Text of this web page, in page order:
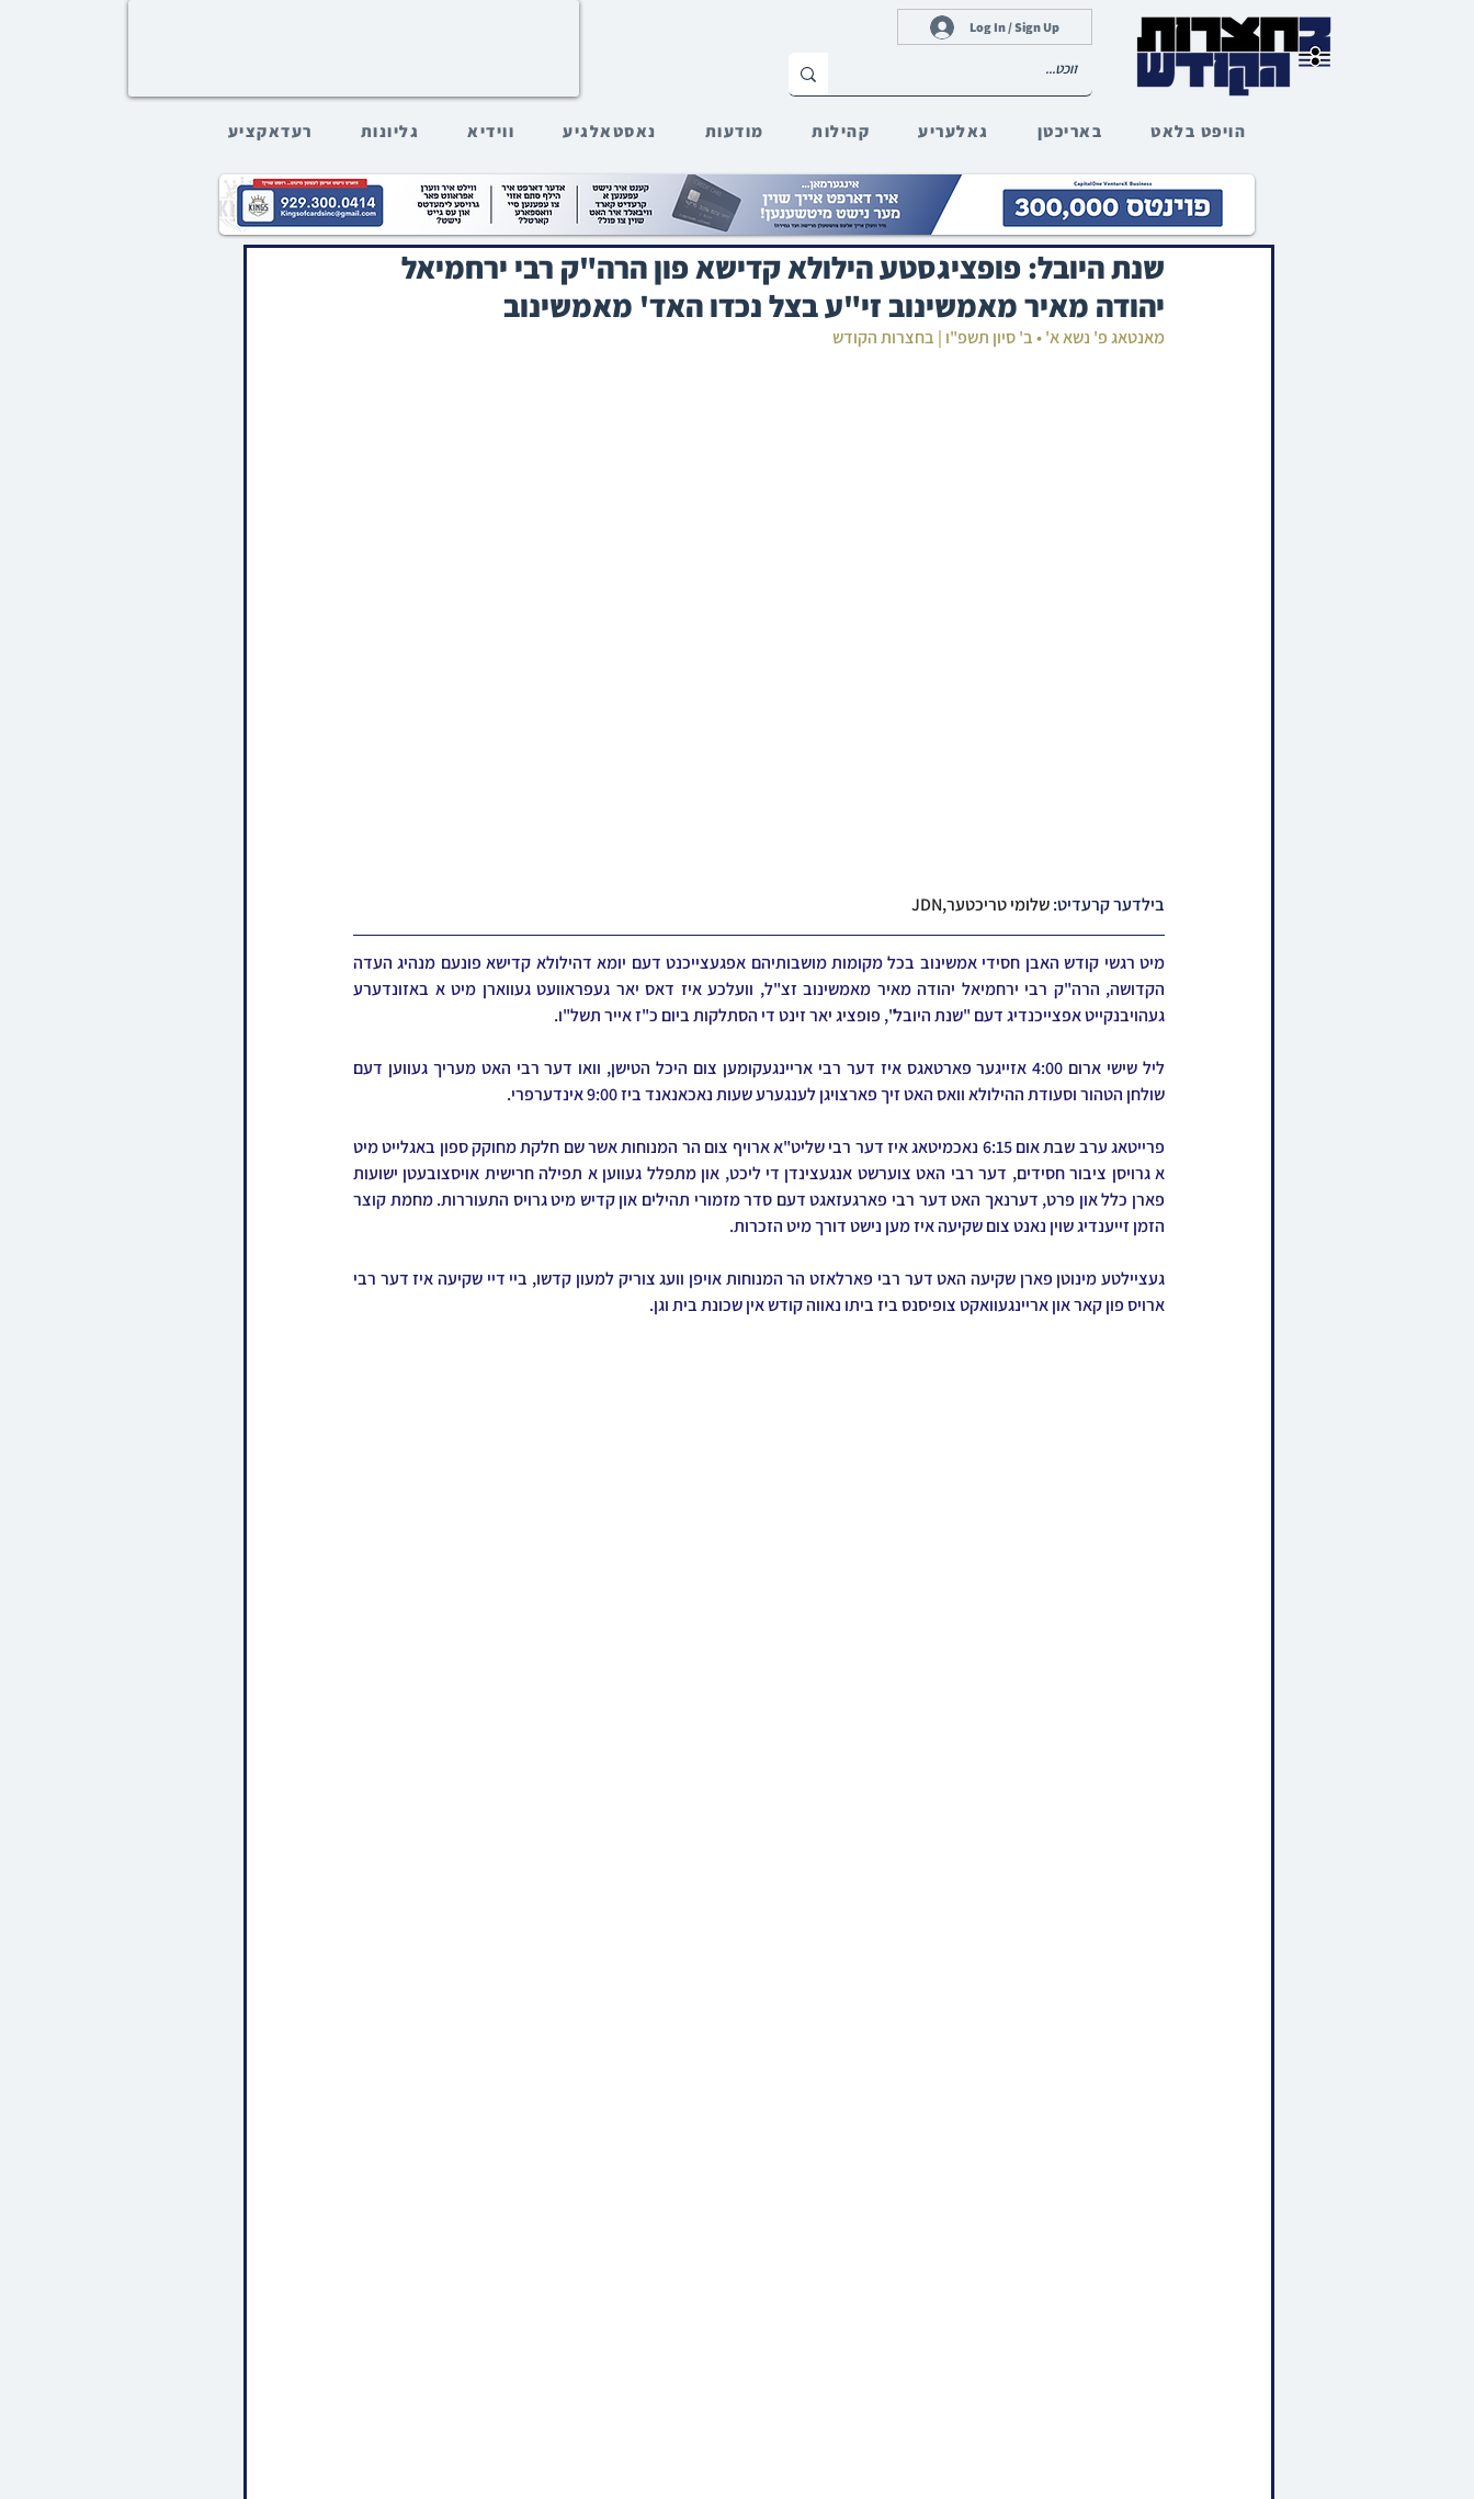
הויפט בלאט באריכטן גאלעריע קהילות מודעות נאסטאלגיע ווידיא גליונות רעדאקציע
Log In / Sign Up
שנת היובל: פופציגסטע הילולא קדישא פון הרה"ק רבי ירחמיאל
יהודה מאיר מאמשינוב זי"ע בצל נכדו האד' מאמשינוב
מאנטאג פ' נשא א' • ב' סיון תשפ"ו | בחצרות הקודש
בילדער קרעדיט: שלומי טריכטער,JDN
געהויבנקייט אפצייכנדיג דעם "שנת היובל", פופציג יאר זינט די הסתלקות ביום כ"ז אייר תשל"ו.
שולחן הטהור וסעודת ההילולא וואס האט זיך פארצויגן לענגערע שעות נאכאנאנד ביז 9:00 אינדערפרי.
הזמן זייענדיג שוין נאנט צום שקיעה איז מען נישט דורך מיט הזכרות.
ארויס פון קאר און אריינגעוואקט צופיסנס ביז ביתו נאווה קודש אין שכונת בית וגן.